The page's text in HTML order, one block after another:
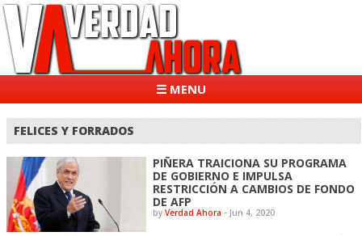
☰ MENU
FELICES Y FORRADOS
PIÑERA TRAICIONA SU PROGRAMA
DE GOBIERNO E IMPULSA
RESTRICCIÓN A CAMBIOS DE FONDO
DE AFP
byVerdad Ahora - Jun 4, 2020